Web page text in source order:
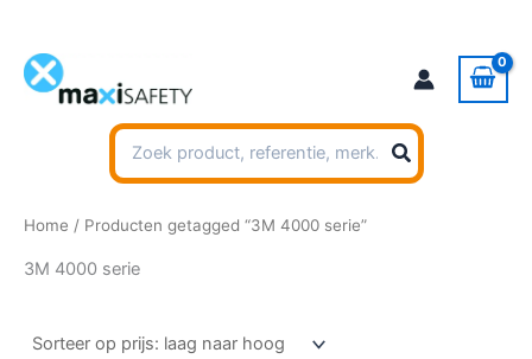
inhoud
Zoeken
naar:
Home / Producten getagged “3M 4000 serie”
3M 4000 serie